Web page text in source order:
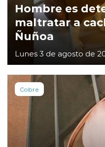
Hombre es
maltratar a
Ñuñoa
Lunes 3 de agosto de
Cobre